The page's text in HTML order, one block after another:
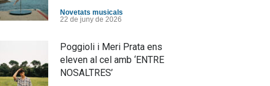
Novetats musicals
22 de juny de 2026
Poggioli i Meri Prata ens
eleven al cel amb ‘ENTRE
NOSALTRES’